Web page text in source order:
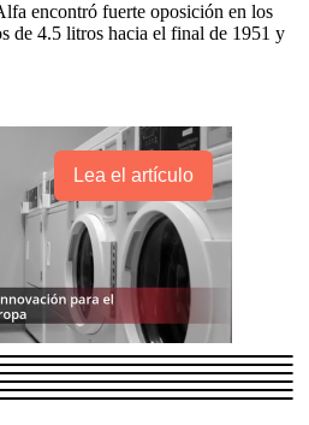
encontró fuerte oposición en los
de 4.5 litros hacia el final de 1951 y
Lea el artículo